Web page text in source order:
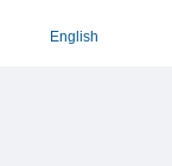
English